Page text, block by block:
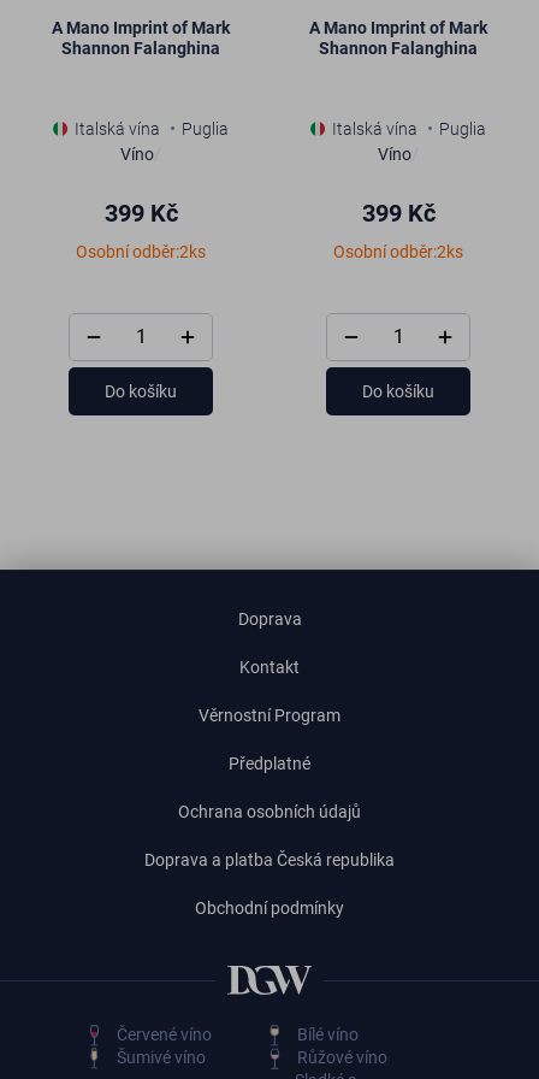
A Mano Imprint of Mark
Shannon Falanghina
Italská vína
Puglia
Víno
399 Kč
Osobní odběr:2ks
Do košíku
A Mano Imprint of Mark
Shannon Falanghina
Italská vína
Puglia
Víno
399 Kč
Osobní odběr:2ks
Do košíku
Doprava
Kontakt
Věrnostní Program
Předplatné
Ochrana osobních údajů
Doprava a platba Česká republika
Obchodní podmínky
Červené víno
Bílé víno
Šumivé víno
Růžové víno